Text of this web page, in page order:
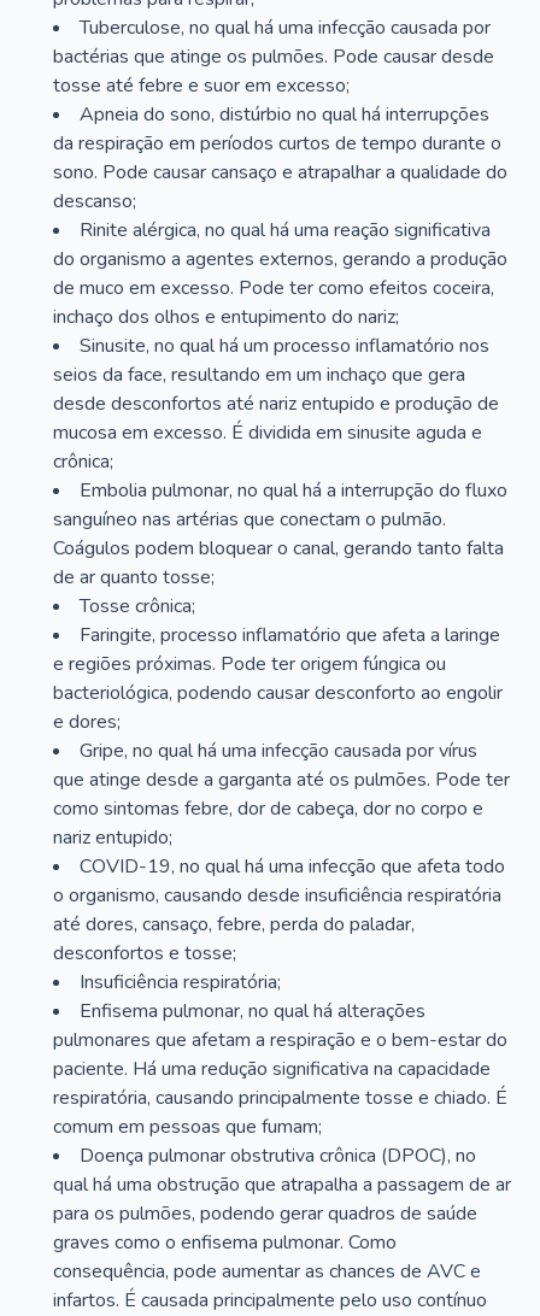
Tuberculose, no qual há uma infecção causada por
bactérias que atinge os pulmões. Pode causar desde
tosse até febre e suor em excesso;
Apneia do sono, distúrbio no qual há interrupções
da respiração em períodos curtos de tempo durante o
sono. Pode causar cansaço e atrapalhar a qualidade do
descanso;
Rinite alérgica, no qual há uma reação significativa
do organismo a agentes externos, gerando a produção
de muco em excesso. Pode ter como efeitos coceira,
inchaço dos olhos e entupimento do nariz;
Sinusite, no qual há um processo inflamatório nos
seios da face, resultando em um inchaço que gera
desde desconfortos até nariz entupido e produção de
mucosa em excesso. É dividida em sinusite aguda e
crônica;
Embolia pulmonar, no qual há a interrupção do fluxo
sanguíneo nas artérias que conectam o pulmão.
Coágulos podem bloquear o canal, gerando tanto falta
de ar quanto tosse;
Tosse crônica;
Faringite, processo inflamatório que afeta a laringe
e regiões próximas. Pode ter origem fúngica ou
bacteriológica, podendo causar desconforto ao engolir
e dores;
Gripe, no qual há uma infecção causada por vírus
que atinge desde a garganta até os pulmões. Pode ter
como sintomas febre, dor de cabeça, dor no corpo e
nariz entupido;
COVID-19, no qual há uma infecção que afeta todo
o organismo, causando desde insuficiência respiratória
até dores, cansaço, febre, perda do paladar,
desconfortos e tosse;
Insuficiência respiratória;
Enfisema pulmonar, no qual há alterações
pulmonares que afetam a respiração e o bem-estar do
paciente. Há uma redução significativa na capacidade
respiratória, causando principalmente tosse e chiado. É
comum em pessoas que fumam;
Doença pulmonar obstrutiva crônica (DPOC), no
qual há uma obstrução que atrapalha a passagem de ar
para os pulmões, podendo gerar quadros de saúde
graves como o enfisema pulmonar. Como
consequência, pode aumentar as chances de AVC e
infartos. É causada principalmente pelo uso contínuo